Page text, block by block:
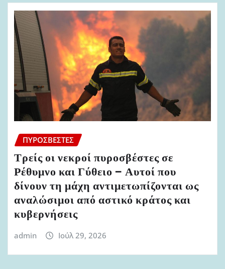
ΠΥΡΟΣΒΈΣΤΕΣ
Τρείς οι νεκροί πυροσβέστες σε
Ρέθυμνο και Γύθειο – Αυτοί που
δίνουν τη μάχη αντιμετωπίζονται ως
αναλώσιμοι από αστικό κράτος και
κυβερνήσεις
admin Ιούλ 29, 2026